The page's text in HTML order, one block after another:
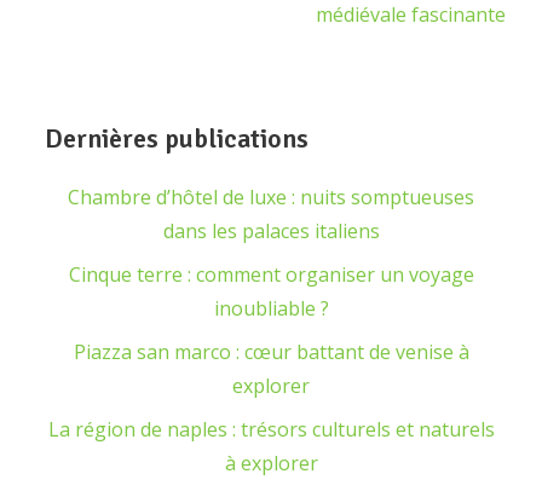
médiévale fascinante
Dernières publications
Chambre d’hôtel de luxe : nuits somptueuses
dans les palaces italiens
Cinque terre : comment organiser un voyage
inoubliable ?
Piazza san marco : cœur battant de venise à
explorer
La région de naples : trésors culturels et naturels
à explorer